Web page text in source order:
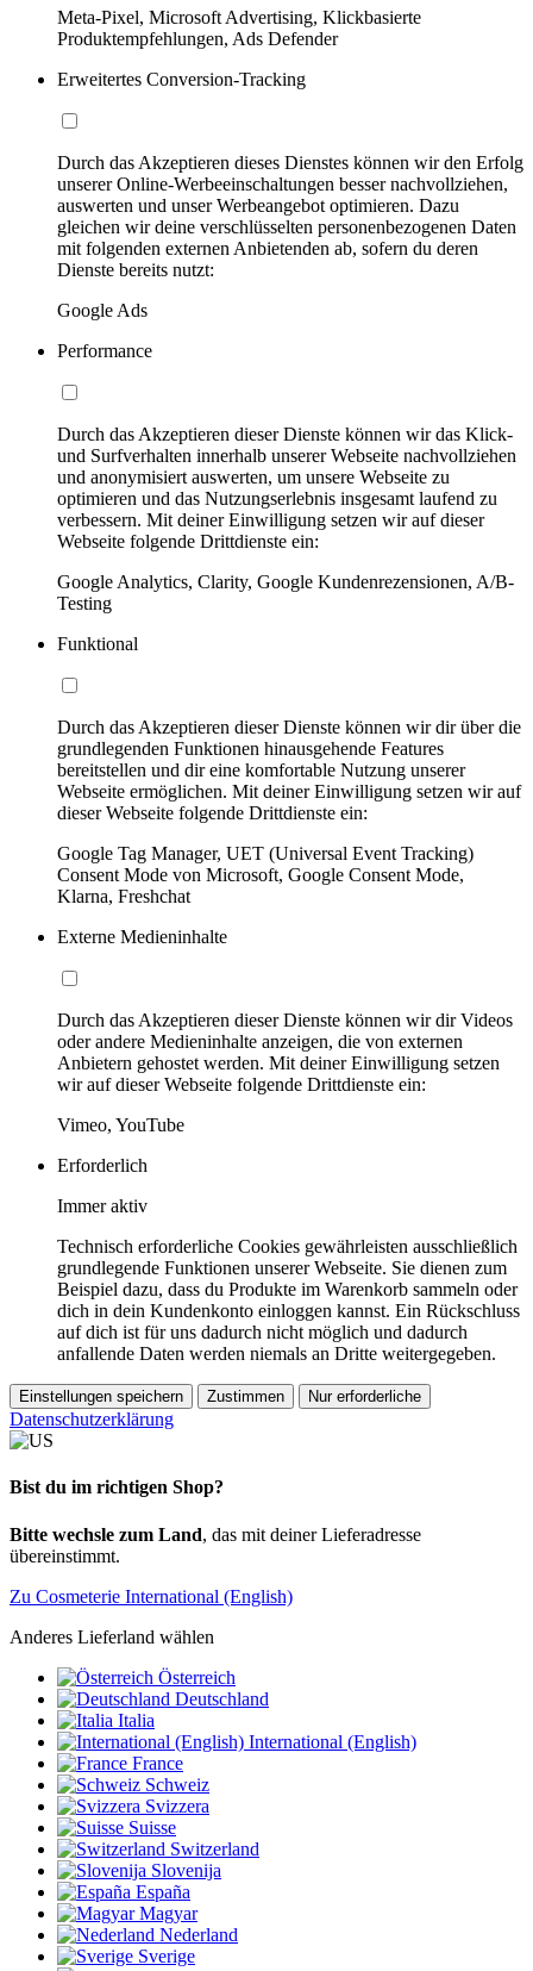
Meta-Pixel, Microsoft Advertising, Klickbasierte
Produktempfehlungen, Ads Defender
Erweitertes Conversion-Tracking
Durch das Akzeptieren dieses Dienstes können wir den Erfolg
unserer Online-Werbeeinschaltungen besser nachvollziehen,
auswerten und unser Werbeangebot optimieren. Dazu
gleichen wir deine verschlüsselten personenbezogenen Daten
mit folgenden externen Anbietenden ab, sofern du deren
Dienste bereits nutzt:
Google Ads
Performance
Durch das Akzeptieren dieser Dienste können wir das Klick-
und Surfverhalten innerhalb unserer Webseite nachvollziehen
und anonymisiert auswerten, um unsere Webseite zu
optimieren und das Nutzungserlebnis insgesamt laufend zu
verbessern. Mit deiner Einwilligung setzen wir auf dieser
Webseite folgende Drittdienste ein:
Google Analytics, Clarity, Google Kundenrezensionen, A/B-
Testing
Funktional
Durch das Akzeptieren dieser Dienste können wir dir über die
grundlegenden Funktionen hinausgehende Features
bereitstellen und dir eine komfortable Nutzung unserer
Webseite ermöglichen. Mit deiner Einwilligung setzen wir auf
dieser Webseite folgende Drittdienste ein:
Google Tag Manager, UET (Universal Event Tracking)
Consent Mode von Microsoft, Google Consent Mode,
Klarna, Freshchat
Externe Medieninhalte
Durch das Akzeptieren dieser Dienste können wir dir Videos
oder andere Medieninhalte anzeigen, die von externen
Anbietern gehostet werden. Mit deiner Einwilligung setzen
wir auf dieser Webseite folgende Drittdienste ein:
Vimeo, YouTube
Erforderlich
Immer aktiv
Technisch erforderliche Cookies gewährleisten ausschließlich
grundlegende Funktionen unserer Webseite. Sie dienen zum
Beispiel dazu, dass du Produkte im Warenkorb sammeln oder
dich in dein Kundenkonto einloggen kannst. Ein Rückschluss
auf dich ist für uns dadurch nicht möglich und dadurch
anfallende Daten werden niemals an Dritte weitergegeben.
Einstellungen speichern Zustimmen Nur erforderliche
Datenschutzerklärung
Bist du im richtigen Shop?
Bitte wechsle zum Land, das mit deiner Lieferadresse
übereinstimmt.
Zu Cosmeterie International (English)
Anderes Lieferland wählen
Österreich
Deutschland
Italia
International (English)
France
Schweiz
Svizzera
Suisse
Switzerland
Slovenija
España
Magyar
Nederland
Sverige